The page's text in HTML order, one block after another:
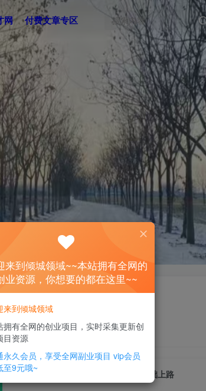
网 付费文章专区
全网最全ChatGPT保姆级教学，零基础上路
来到倾城领域~~本站拥有全网的
业资源，你想要的都在这里~~
来到倾城领域
拥有全网的创业项目，实时采集更新创
目资源
永久会员，享受全网副业项目 vip会员
至9元哦~